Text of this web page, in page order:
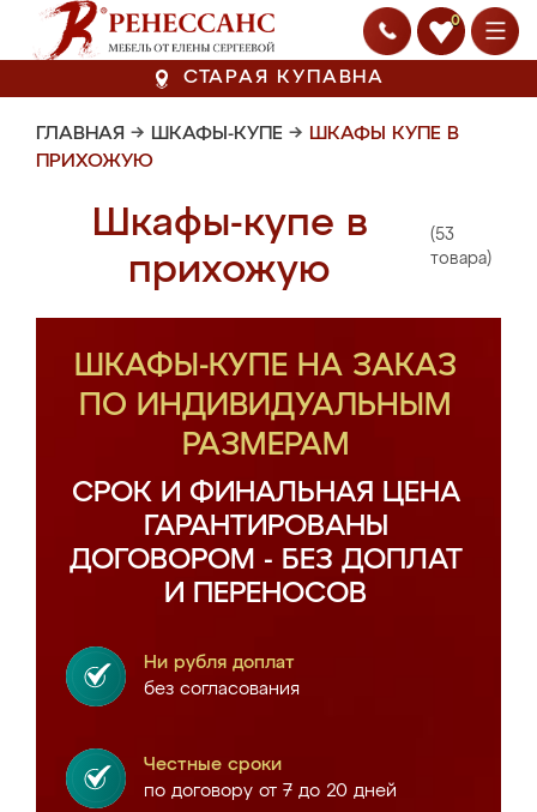
0
СТАРАЯ КУПАВНА
ГЛАВНАЯ → ШКАФЫ-КУПЕ → ШКАФЫ КУПЕ В
ПРИХОЖУЮ
Шкафы-купе в
прихожую
(53
товара)
ШКАФЫ-КУПЕ НА ЗАКАЗ
ПО ИНДИВИДУАЛЬНЫМ
РАЗМЕРАМ
СРОК И ФИНАЛЬНАЯ ЦЕНА
ГАРАНТИРОВАНЫ
ДОГОВОРОМ - БЕЗ ДОПЛАТ
И ПЕРЕНОСОВ
Ни рубля доплат
без согласования
Честные сроки
по договору от 7 до 20 дней